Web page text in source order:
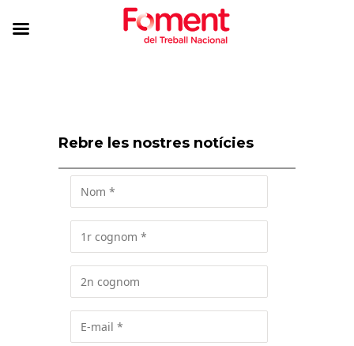
Rebre les nostres notícies